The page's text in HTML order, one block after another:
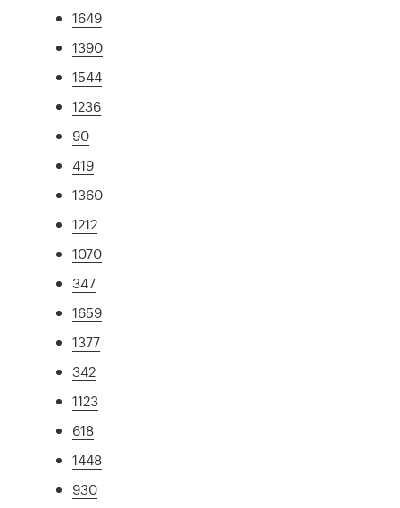
1649
1390
1544
1236
90
419
1360
1212
1070
347
1659
1377
342
1123
618
1448
930